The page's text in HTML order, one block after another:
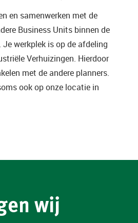
en samenwerken met de
Business Units binnen de
Je werkplek is op de afdeling
Verhuizingen. Hierdoor
met de andere planners.
ook op onze locatie in
wij